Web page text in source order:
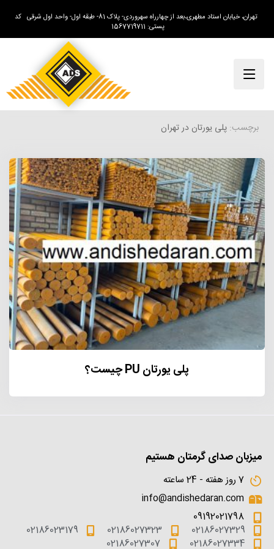
تهران، خیابان استاد مطهری،بعد از چهارراه سهروردی- پلاک 81- طبقه اول- واحد اول شرقی کد
پستی: 1567719711
برچسب: پلی یورتان در تهران
پلی یورتان PU چیست؟
میزبان صدای گرمتان هستیم
7 روز هفته - 24 ساعته
info@andishedaran.com
09192021798
02186027329
02186027323
02186023179
02186027334
02186027307